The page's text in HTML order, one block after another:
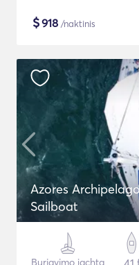
$918 /naktinis
Azores
Sailboat
Buriavimo jachta